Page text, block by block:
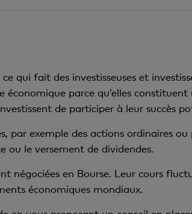
qui fait des investisseuses et
parce qu’elles
de participer à leur succès
par exemple des actions ordinaires
ou le versement de dividendes.
négociées en Bourse. Leur cours
économiques mondiaux.